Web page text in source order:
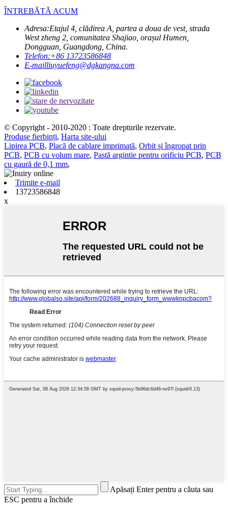
ÎNTREBĂTĂ ACUM
Adresa:Etajul 4, clădirea A, partea a doua de vest, strada
West zheng 2, comunitatea Shajiao, orașul Humen,
Dongguan, Guangdong, China.
Telefon:+86 13723586848
E-mailliuyuefeng@dgkangna.com
© Copyright - 2010-2020 : Toate drepturile rezervate.
Produse fierbinți, Harta site-ului
Lipirea PCB, Placă de cablare imprimată, Orbit și îngropat prin
PCB, PCB cu volum mare, Pastă argintie pentru orificiu PCB, PCB
cu gaură de 0,1 mm,
Trimite e-mail
13723586848
x
Apăsați Enter pentru a căuta sau
ESC pentru a închide